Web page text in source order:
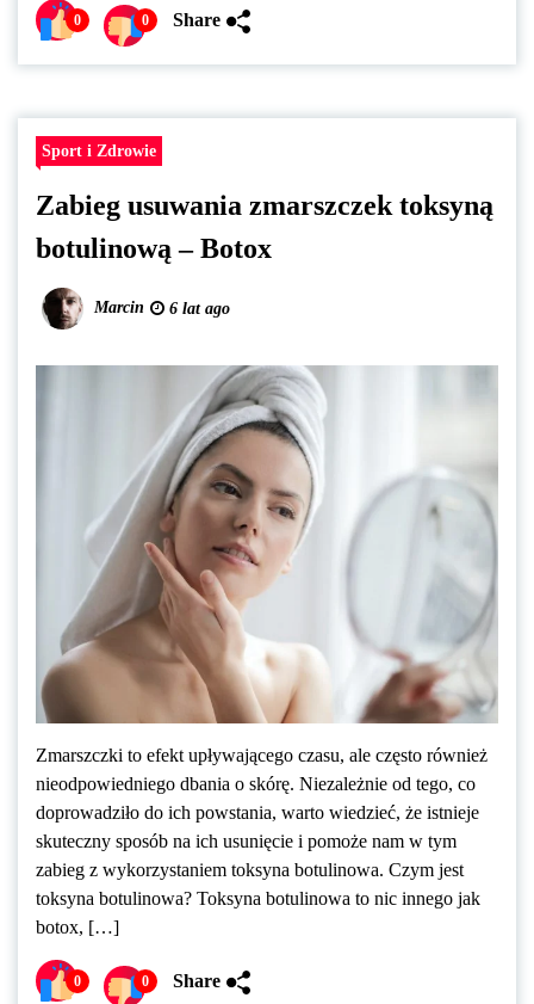
0 0 Share
Sport i Zdrowie
Zabieg usuwania zmarszczek toksyną
botulinową – Botox
Marcin 6 lat ago
Zmarszczki to efekt upływającego czasu, ale często również
nieodpowiedniego dbania o skórę. Niezależnie od tego, co
doprowadziło do ich powstania, warto wiedzieć, że istnieje
skuteczny sposób na ich usunięcie i pomoże nam w tym
zabieg z wykorzystaniem toksyna botulinowa. Czym jest
toksyna botulinowa? Toksyna botulinowa to nic innego jak
botox, […]
0 0 Share